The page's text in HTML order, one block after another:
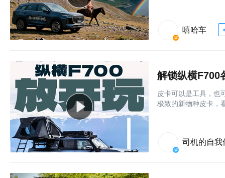
嘻哈车
解锁纵横F700
皮卡可以是工具，也
极致的新物种皮卡，
司机的自我